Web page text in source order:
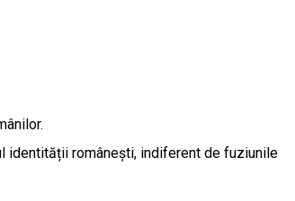
identității românești, indiferent de fuziunile